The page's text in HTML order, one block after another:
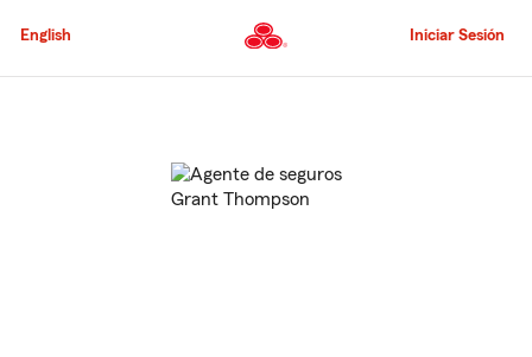
al
principal
English Iniciar Sesión